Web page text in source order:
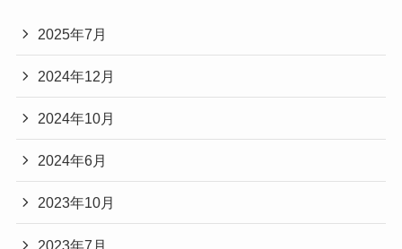
2025年7月
2024年12月
2024年10月
2024年6月
2023年10月
2023年7月